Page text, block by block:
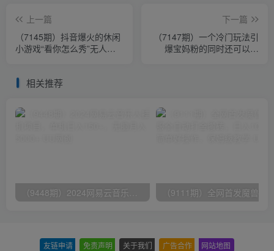
上一篇
（7145期）抖音爆火的休闲
小游戏“看你怎么秀”无人直
下一篇
（7147期）一个冷门玩法引
爆宝妈粉的同时还可以变
相关推荐
友链申请 免责声明 关于我们 广告合作 网站地图